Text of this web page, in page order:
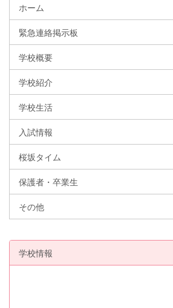
ホーム
緊急連絡掲示板
学校概要
学校紹介
学校生活
入試情報
桜坂タイム
保護者・卒業生
その他
学校情報